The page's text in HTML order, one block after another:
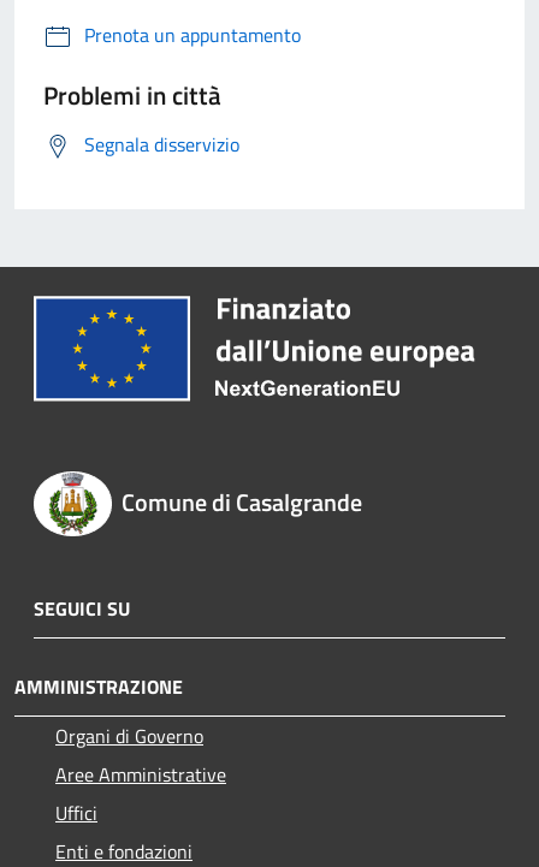
Prenota un appuntamento
Problemi in città
Segnala disservizio
Comune di Casalgrande
SEGUICI SU
AMMINISTRAZIONE
Organi di Governo
Aree Amministrative
Uffici
Enti e fondazioni